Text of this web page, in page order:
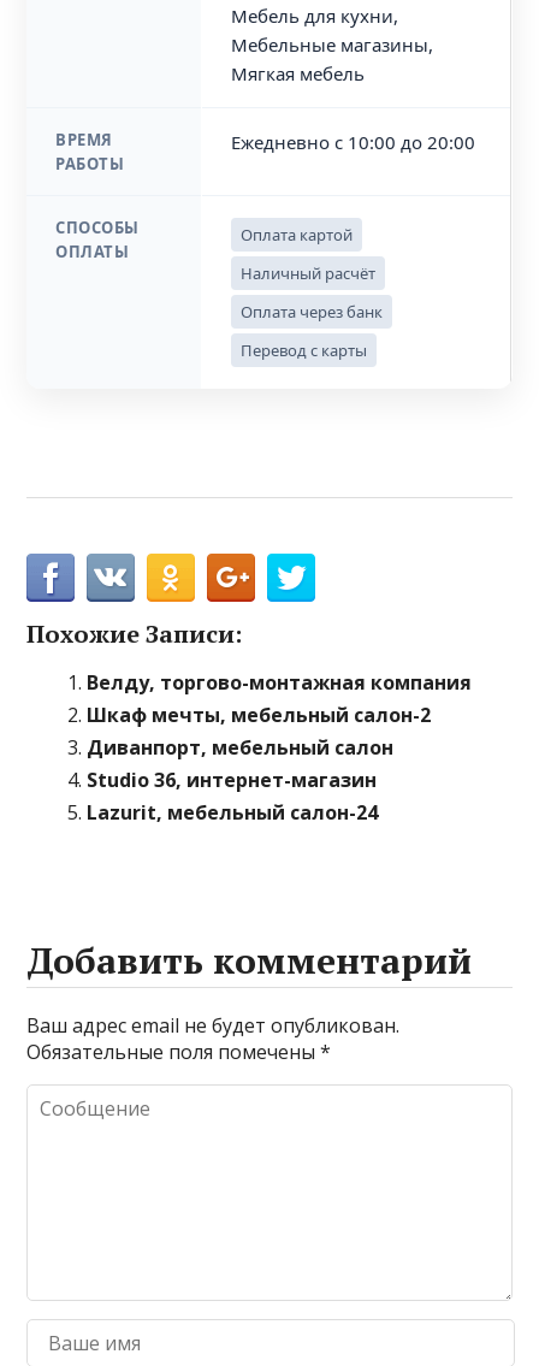
Мебель для кухни,
Мебельные магазины,
Мягкая мебель
ВРЕМЯ
РАБОТЫ
Ежедневно с 10:00 до 20:00
СПОСОБЫ
ОПЛАТЫ
Оплата картой
Наличный расчёт
Оплата через банк
Перевод с карты
Похожие Записи:
Велду, торгово-монтажная компания
Шкаф мечты, мебельный салон-2
Диванпорт, мебельный салон
Studio 36, интернет-магазин
Lazurit, мебельный салон-24
Добавить комментарий
Ваш адрес email не будет опубликован.
Обязательные поля помечены*